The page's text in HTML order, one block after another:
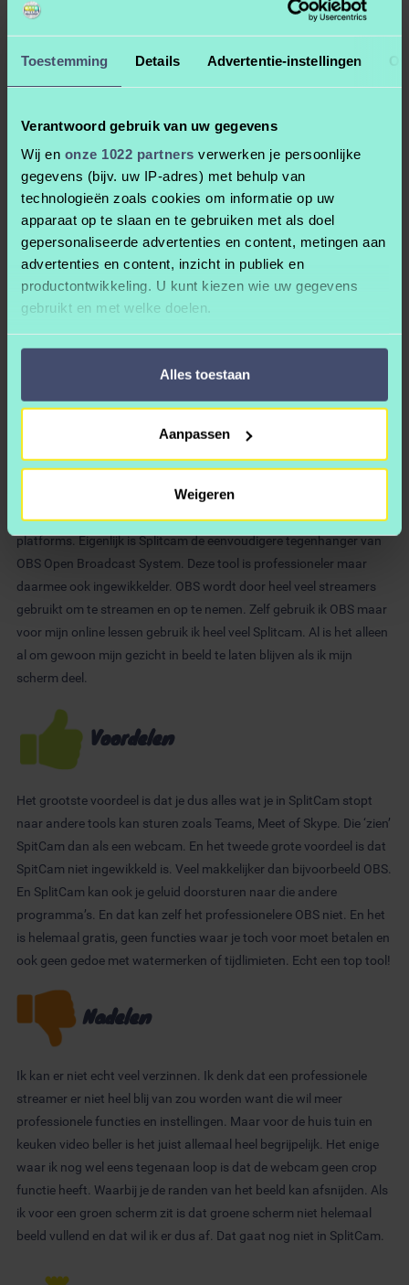
Toestemming Details Advertentie-instellingen
Verantwoord gebruik van uw gegevens
Wij en onze 1022 partners verwerken je persoonlijke
gegevens (bijv. uw IP-adres) met behulp van
technologieën zoals cookies om informatie op uw
apparaat op te slaan en te gebruiken met als doel
gepersonaliseerde advertenties en content, metingen aan
advertenties en content, inzicht in publiek en
productontwikkeling. U kunt kiezen wie uw gegevens
gebruikt en met welke doelen.
Als u het toestaat, willen we ook graag:
Informatie verzamelen over uw geografische
locatie, die tot een paar meter nauwkeurig kan zijn
scannen op specifieke eigenschappen (fingerprinting)
Lees meer over hoe uw persoonlijke gegevens worden
verwerkt en stel uw voorkeuren in het
intrekken in de Cookieverklaring.
We gebruiken cookies om content en advertenties te
en om ons websiteverkeer te analyseren. Ook delen we
informatie over uw gebruik van onze site met onze
partners voor social media, adverteren en analyse. Deze
partners kunnen deze gegevens combineren met andere
informatie die u aan ze heeft verstrekt of die ze hebben
verzameld op basis van uw gebruik van hun services.
Alles toestaan
Aanpassen
Weigeren
Of alleen één programma
Geluid van je microfoon
Geluid van je laptop
En al deze bronnen kan je in de scène op de goede plek zetten,
grootte aanpassen en wat al niet meer. En ook het volume van het
geluid regelen.
eruit laten zien en ook kan je als je een groene achtergrond hebt die
weghalen door een greenscreen effect toe te voegen aan je
camera.
Ook kan je met Splitcam live streamen naar YouTube en andere
platforms. Eigenlijk is Splitcam de eenvoudigere tegenhanger van
OBS Open Broadcast System. Deze tool is professioneler maar
daarmee ook ingewikkelder. OBS wordt door heel veel streamers
gebruikt om te streamen en op te nemen. Zelf gebruik ik OBS maar
voor mijn online lessen gebruik ik heel veel Splitcam. Al is het alleen
al om gewoon mijn gezicht in beeld te laten blijven als ik mijn
scherm deel.
Voordelen
Het grootste voordeel is dat je dus alles wat je in SplitCam stopt
naar andere tools kan sturen zoals Teams, Meet of Skype. Die ‘zien’
SpitCam dan als een webcam. En het tweede grote voordeel is dat
SpitCam niet ingewikkeld is. Veel makkelijker dan bijvoorbeeld OBS.
En SplitCam kan ook je geluid doorsturen naar die andere
programma’s. En dat kan zelf het professionelere OBS niet. En het
is helemaal gratis, geen functies waar je toch voor moet betalen en
ook geen gedoe met watermerken of tijdlimieten. Echt een top tool!
Nadelen
Ik kan er niet echt veel verzinnen. Ik denk dat een professionele
streamer er niet heel blij van zou worden want die wil meer
professionele functies en instellingen. Maar voor de huis tuin en
keuken video beller is het juist allemaal heel begrijpelijk. Het enige
waar ik nog wel eens tegenaan loop is dat de webcam geen crop
functie heeft. Waarbij je de randen van het beeld kan afsnijden. Als
ik voor een groen scherm zit is dat groene scherm niet helemaal
beeld vullend en dat wil ik er dus af. Dat gaat nog niet in SplitCam.